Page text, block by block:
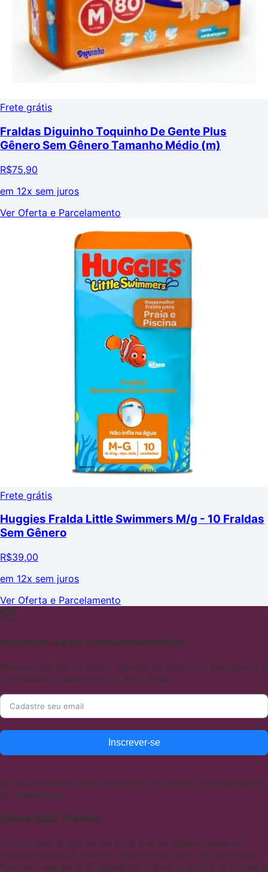
Frete grátis
Fraldas Diguinho Toquinho De Gente Plus
Gênero Sem Gênero Tamanho Médio (m)
R$75,90
em 12x sem juros
Ver Oferta e Parcelamento
Frete grátis
Huggies Fralda Little Swimmers M/g - 10 Fraldas
Sem Gênero
R$39,00
em 12x sem juros
Ver Oferta e Parcelamento
Inscreva-se na nossa Newsletter!
Receba ofertas incríveis, cupons de desconto exclusivos e
novidades diretamente no seu e-mail.
Inscrever-se
Ao se inscrever, você concorda em receber comunicações
de nossa loja.
Sobre ABC Fraldas
Somos distribuidores de produtos de higiene pessoal,
fraldas infantis e adultas. Trabalhamos com as melhores
marcas para garantir qualidade e preços justos aos nossos